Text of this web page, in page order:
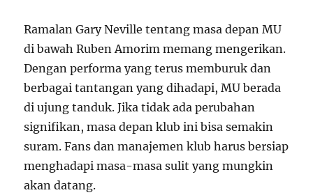
Ramalan Gary Neville tentang masa depan MU
di bawah Ruben Amorim memang mengerikan.
Dengan performa yang terus memburuk dan
berbagai tantangan yang dihadapi, MU berada
di ujung tanduk. Jika tidak ada perubahan
signifikan, masa depan klub ini bisa semakin
suram. Fans dan manajemen klub harus bersiap
menghadapi masa-masa sulit yang mungkin
akan datang.